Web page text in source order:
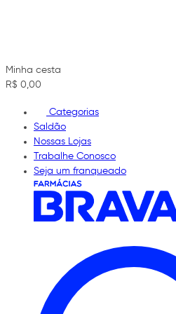
Minha cesta
R$ 0,00
Categorias
Saldão
Nossas Lojas
Trabalhe Conosco
Seja um franqueado